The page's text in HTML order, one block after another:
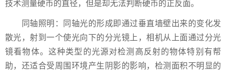
技术测量硬币的直径，但是却无法判断硬币的正反面。
同轴照明：同轴光的形成即通过垂直墙壁出来的变化发
散光，射到一个使光向下的分光镜上，相机从上面通过分光
镜看物体。这种类型的光源对检测高反射的物体特别有帮
助，还适合受周围环境产生阴影的影响，检测面积不明显的